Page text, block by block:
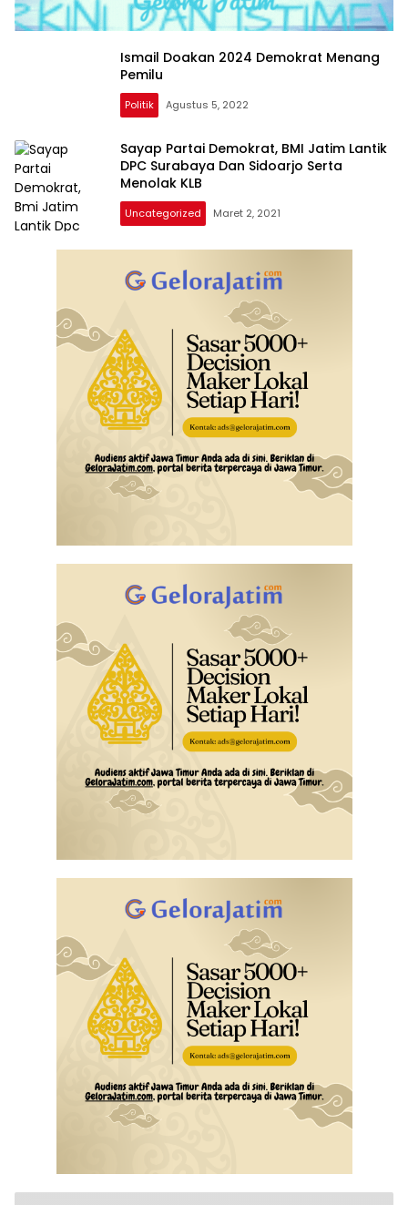
Ismail Doakan 2024 Demokrat Menang
Pemilu
Politik Agustus 5, 2022
Sayap Partai Demokrat, BMI Jatim Lantik
DPC Surabaya Dan Sidoarjo Serta
Menolak KLB
Uncategorized Maret 2, 2021